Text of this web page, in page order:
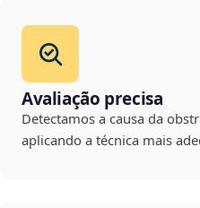
Avaliação precisa
Detectamos a causa da
aplicando a técnica mais